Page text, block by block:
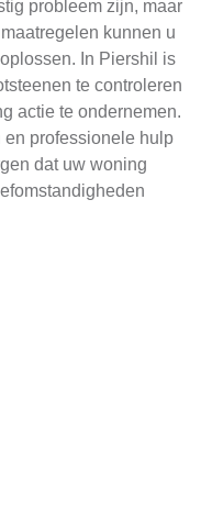
probleem zijn, maar
kunnen u
In Piershil is
te controleren
actie te ondernemen.
en professionele hulp
dat uw woning